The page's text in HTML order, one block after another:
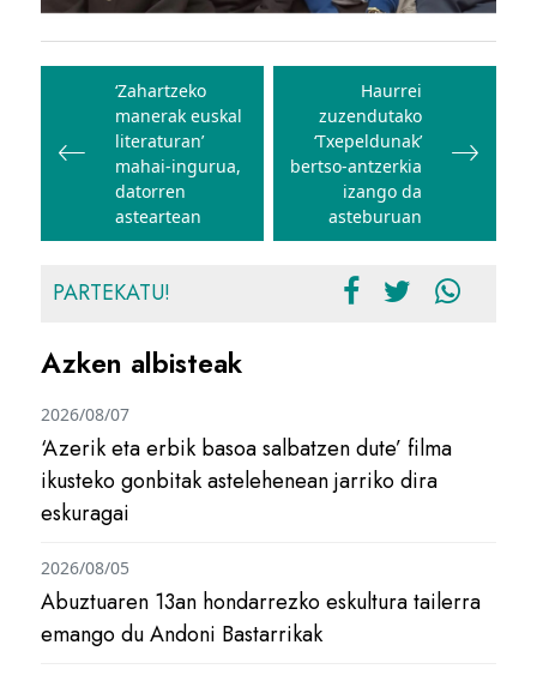
Bidalketetan
zehar
nabigatu
‘Zahartzeko
manerak euskal
literaturan’
mahai-ingurua,
datorren
asteartean
Haurrei
zuzendutako
‘Txepeldunak’
bertso-antzerkia
izango da
asteburuan
PARTEKATU!
Azken albisteak
‘Azerik eta erbik basoa salbatzen dute’ filma
ikusteko gonbitak astelehenean jarriko dira
eskuragai
2026/08/07
Abuztuaren 13an hondarrezko eskultura tailerra
emango du Andoni Bastarrikak
2026/08/05